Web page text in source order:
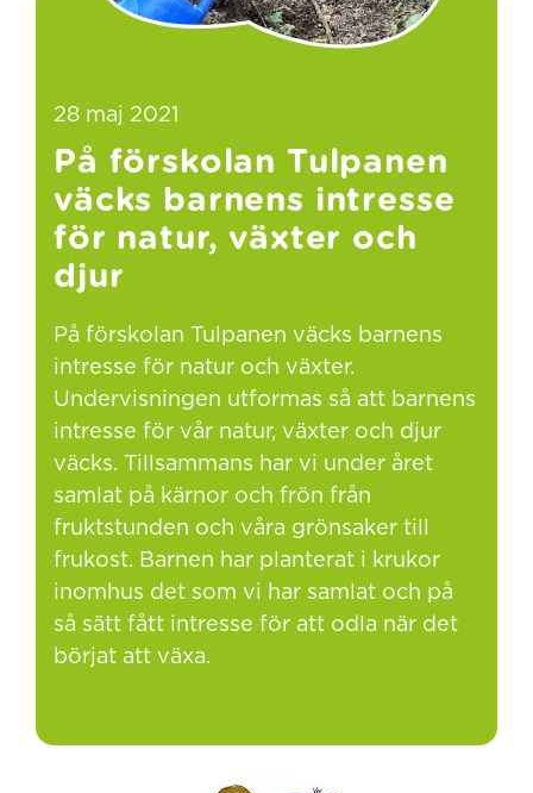
28 maj 2021
På förskolan Tulpanen
väcks barnens intresse
för natur, växter och
djur
På förskolan Tulpanen väcks barnens
intresse för natur och växter.
Undervisningen utformas så att barnens
intresse för vår natur, växter och djur
väcks. Tillsammans har vi under året
samlat på kärnor och frön från
fruktstunden och våra grönsaker till
frukost. Barnen har planterat i krukor
inomhus det som vi har samlat och på
så sätt fått intresse för att odla när det
börjat att växa.